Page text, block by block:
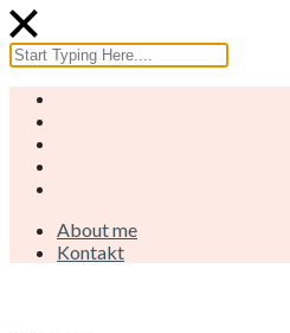
About me
Kontakt